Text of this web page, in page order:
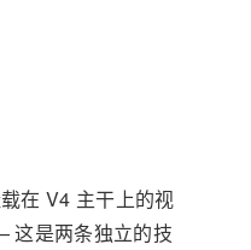
在 V4 主干上的视
这是两条独立的技